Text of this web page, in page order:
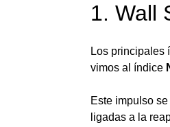
1. Wall
Los principales
vimos al índice
Este impulso
ligadas a la